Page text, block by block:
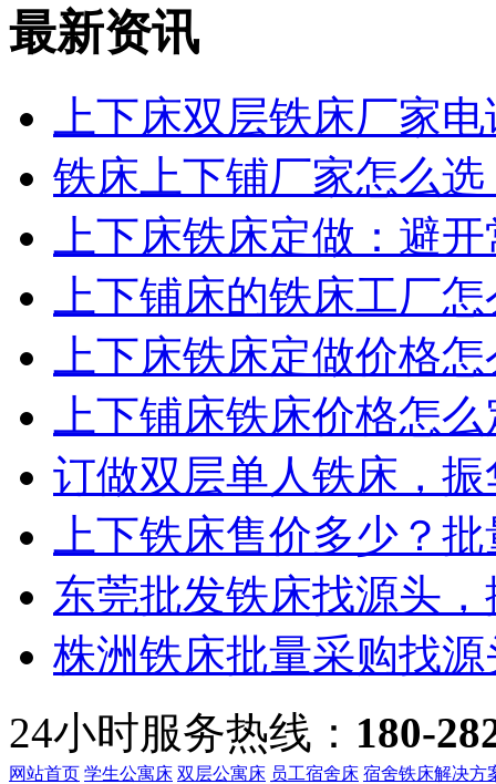
最新资讯
上下床双层铁床厂家
铁床上下铺厂家怎么
上下床铁床定做：避
上下铺床的铁床工厂
上下床铁床定做价格
上下铺床铁床价格怎
订做双层单人铁床，
上下铁床售价多少？
东莞批发铁床找源头
株洲铁床批量采购找
24小时服务热线： 180-
网站首页 学生公寓床 双层公寓床 员工宿舍床 宿舍铁床解决方